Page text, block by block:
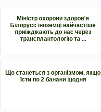
Міністр охорони здоров'я
Білорусі: іноземці найчастіше
приїжджають до нас через
трансплантологію та ...
Що станеться з організмом, якщо
їсти по 2 банани щодня